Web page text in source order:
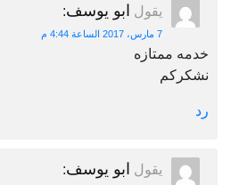
يقول ابو يوسف:
7 مارس، 2017 الساعة 4:44 م
خدمه ممتازه
نشكركم
رد
يقول ابو يوسف: